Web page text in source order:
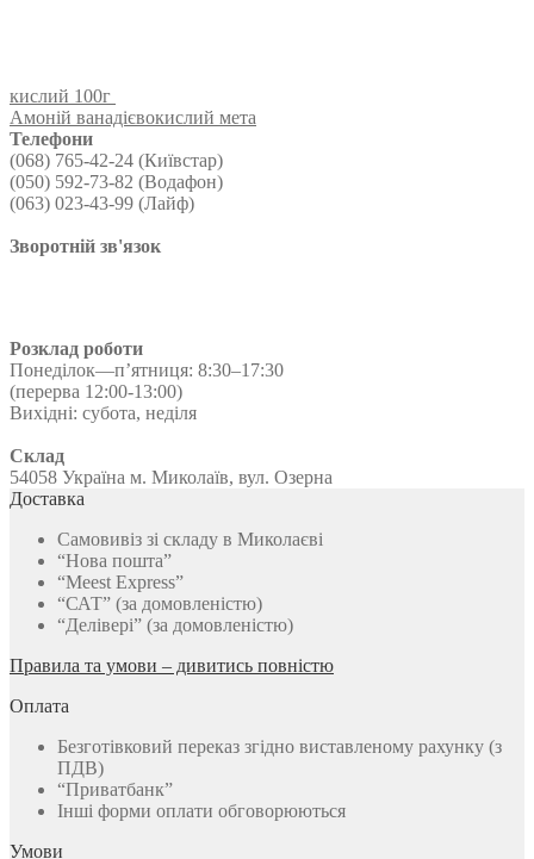
кислий 100г
Амоній ванадієвокислий мета
Телефони
(068) 765-42-24 (Київстар)
(050) 592-73-82 (Водафон)
(063) 023-43-99 (Лайф)
Зворотній зв'язок
Розклад роботи
Понеділок—п’ятниця: 8:30–17:30
(перерва 12:00-13:00)
Вихідні: субота, неділя
Склад
54058 Україна м. Миколаїв, вул. Озерна
Доставка
Самовивіз зі складу в Миколаєві
“Нова пошта”
“Meest Express”
“САТ” (за домовленістю)
“Делівері” (за домовленістю)
Правила та умови – дивитись повністю
Оплата
Безготівковий переказ згідно виставленому рахунку (з
ПДВ)
“Приватбанк”
Інші форми оплати обговорюються
Умови